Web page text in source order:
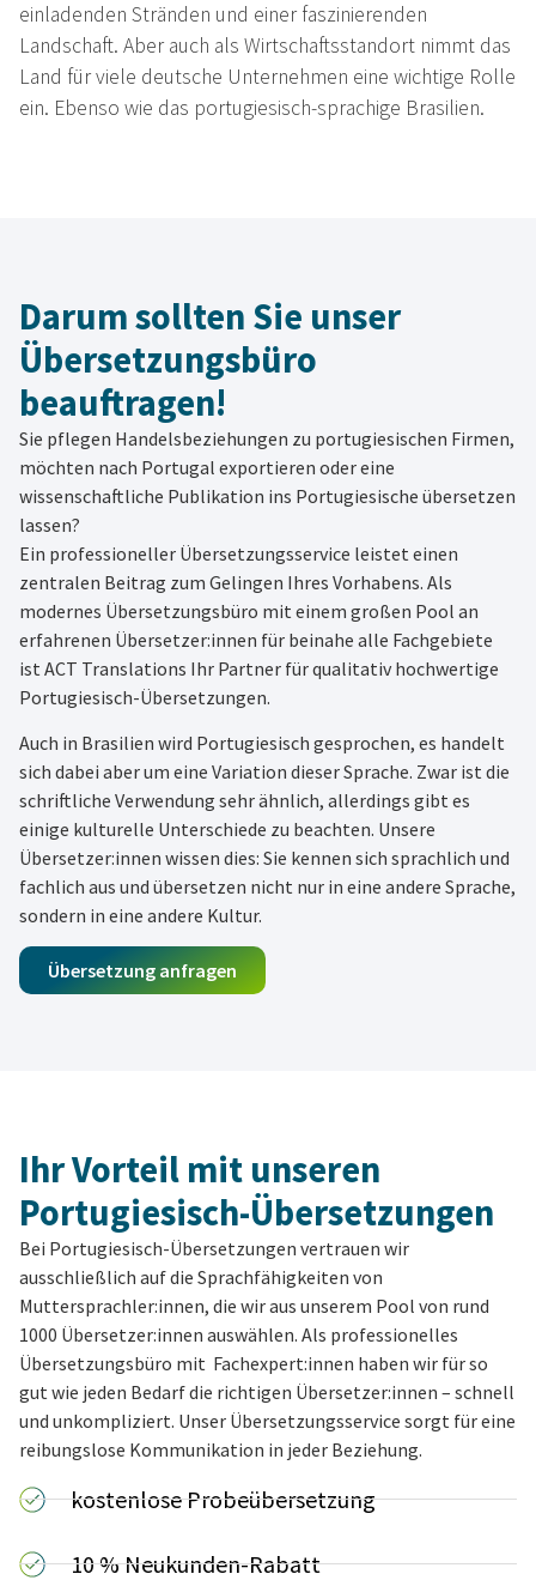
einladenden Stränden und einer faszinierenden
Landschaft. Aber auch als Wirtschaftsstandort nimmt das
Land für viele deutsche Unternehmen eine wichtige Rolle
ein. Ebenso wie das portugiesisch-sprachige Brasilien.
Darum sollten Sie unser
Übersetzungsbüro
beauftragen!
Sie pflegen Handelsbeziehungen zu portugiesischen Firmen,
möchten nach Portugal exportieren oder eine
wissenschaftliche Publikation ins Portugiesische übersetzen
lassen?
Ein professioneller Übersetzungsservice leistet einen
zentralen Beitrag zum Gelingen Ihres Vorhabens. Als
modernes Übersetzungsbüro mit einem großen Pool an
erfahrenen Übersetzer:innen für beinahe alle Fachgebiete
ist ACT Translations Ihr Partner für qualitativ hochwertige
Portugiesisch-Übersetzungen.
Auch in Brasilien wird Portugiesisch gesprochen, es handelt
sich dabei aber um eine Variation dieser Sprache. Zwar ist die
schriftliche Verwendung sehr ähnlich, allerdings gibt es
einige kulturelle Unterschiede zu beachten. Unsere
Übersetzer:innen wissen dies: Sie kennen sich sprachlich und
fachlich aus und übersetzen nicht nur in eine andere Sprache,
sondern in eine andere Kultur.
Übersetzung anfragen
Ihr Vorteil mit unseren
Portugiesisch-Übersetzungen
Bei Portugiesisch-Übersetzungen vertrauen wir
ausschließlich auf die Sprachfähigkeiten von
Muttersprachler:innen, die wir aus unserem Pool von rund
1000 Übersetzer:innen auswählen. Als professionelles
Übersetzungsbüro mit Fachexpert:innen haben wir für so
gut wie jeden Bedarf die richtigen Übersetzer:innen – schnell
und unkompliziert. Unser Übersetzungsservice sorgt für eine
reibungslose Kommunikation in jeder Beziehung.
kostenlose Probeübersetzung
10 % Neukunden-Rabatt